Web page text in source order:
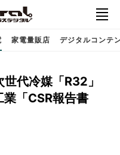
家電量販店 デジタルコンテ
代冷媒「R32」
「CSR報告書